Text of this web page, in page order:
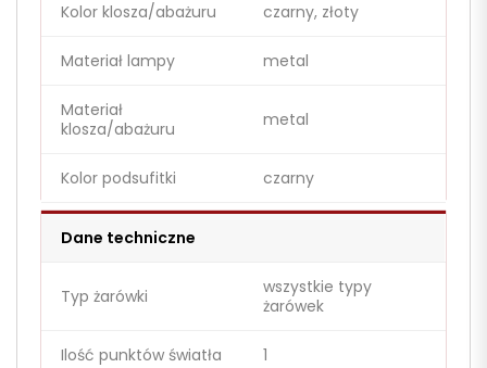
Kolor klosza/abażuru czarny, złoty
Materiał lampy metal
Materiał
klosza/abażuru
metal
Kolor podsufitki czarny
Dane techniczne
Typ żarówki
wszystkie typy
żarówek
Ilość punktów światła 1